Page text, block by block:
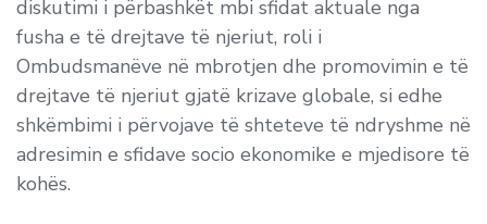
diskutimi i përbashkët mbi sfidat aktuale nga
fusha e të drejtave të njeriut, roli i
Ombudsmanëve në mbrotjen dhe promovimin e të
drejtave të njeriut gjatë krizave globale, si edhe
shkëmbimi i përvojave të shteteve të ndryshme në
adresimin e sfidave socio ekonomike e mjedisore të
kohës.